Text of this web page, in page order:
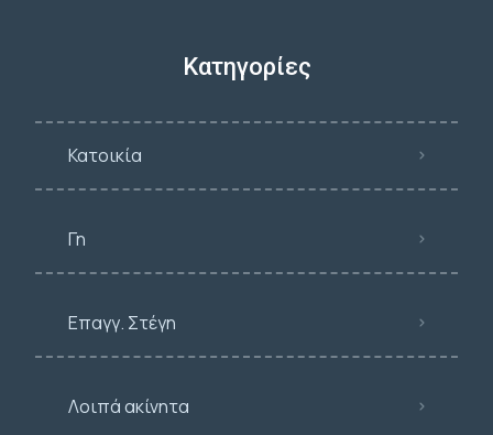
Κατηγορίες
Κατοικία
Γη
Επαγγ. Στέγη
Λοιπά ακίνητα